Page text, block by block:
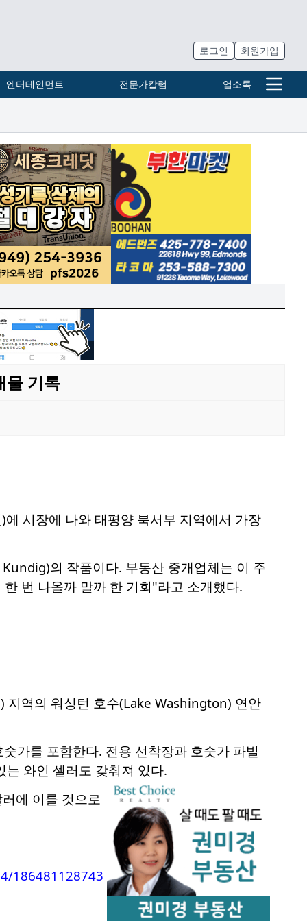
로그인 회원가입
엔터테인먼트 전문가칼럼 업소록
물 기록
시장에 나와 태평양 북서부 지역에서 가장
의 작품이다. 부동산 중개업체는 이 주
번 나올까 말까 한 기회"라고 소개했다.
지역의 워싱턴 호수(Lake Washington) 연안
가를 포함한다. 전용 선착장과 호숫가 파빌
와인 셀러도 갖춰져 있다.
에 이를 것으로
186481128743